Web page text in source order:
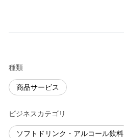
種類
商品サービス
ビジネスカテゴリ
ソフトドリンク・アルコール飲料